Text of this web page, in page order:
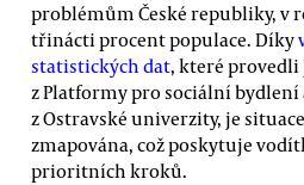
problémům České republiky, v
třinácti procent populace. Díky
statistických dat, které provedli
z Platformy pro sociální bydlení
z Ostravské univerzity, je
zmapována, což poskytuje
prioritních kroků.